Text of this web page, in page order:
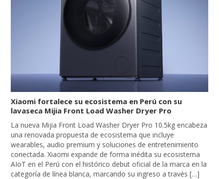
Xiaomi fortalece su ecosistema en Perú con su
lavaseca Mijia Front Load Washer Dryer Pro
La nueva Mijia Front Load Washer Dryer Pro 10.5kg encabeza
una renovada propuesta de ecosistema que incluye
wearables, audio premium y soluciones de entretenimiento
conectada. Xiaomi expande de forma inédita su ecosistema
AIoT en el Perú con el histórico debut oficial de la marca en la
categoría de línea blanca, marcando su ingreso a través […]